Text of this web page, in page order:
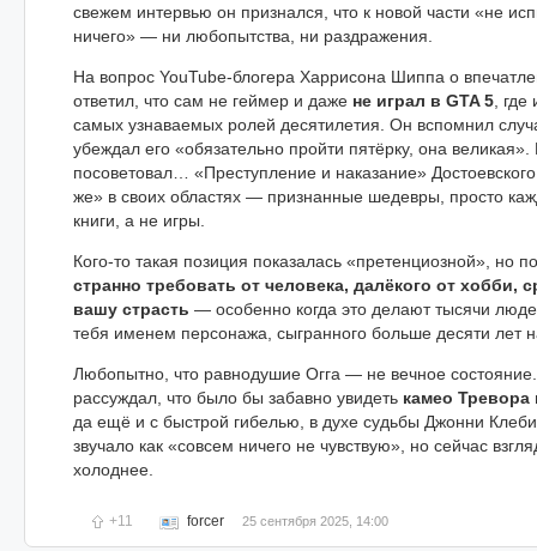
свежем интервью он признался, что к новой части «не
ничего» — ни любопытства, ни раздражения.
На вопрос YouTube-блогера Харрисона Шиппа о
ответил, что сам не геймер и даже не играл в GTA 5 ,
самых узнаваемых ролей десятилетия. Он вспомнил
убеждал его «обязательно пройти пятёрку, она великая».
посоветовал… «Преступление и наказание»
же» в своих областях — признанные шедевры, просто
книги, а не игры.
Кого-то такая позиция показалась «претенциозной», но
странно требовать от человека, далёкого от хобби,
вашу страсть — особенно когда это делают тысячи
тебя именем персонажа, сыгранного больше десяти лет
Любопытно, что равнодушие Огга — не вечное
рассуждал, что было бы забавно увидеть камео Тревора
да ещё и с быстрой гибелью, в духе судьбы Джонни
звучало как «совсем ничего не чувствую», но сейчас
холоднее.
+11 forcer 25 сентября 2025, 14:00